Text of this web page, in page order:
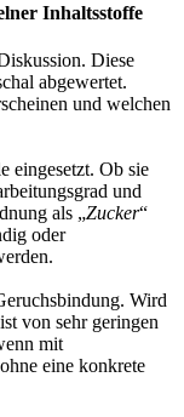
Inhaltsstoffe
Diese
abgewertet.
und welchen
eingesetzt. Ob sie
und
als „Zucker“
oder
Wird
von sehr geringen
mit
eine konkrete